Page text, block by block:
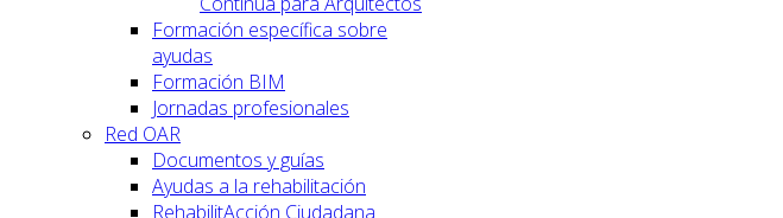
Formación específica sobre
ayudas
Formación BIM
Jornadas profesionales
Red OAR
Documentos y guías
Ayudas a la rehabilitación
RehabilitAcción Ciudadana